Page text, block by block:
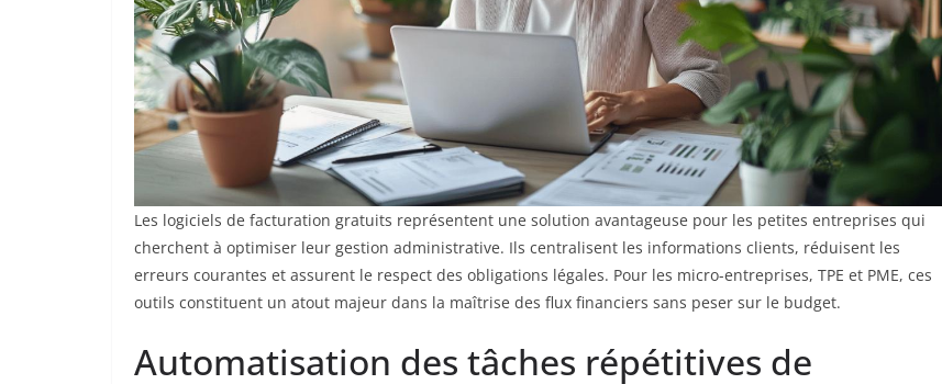
Les logiciels de facturation gratuits représentent une solution avantageuse pour les petites entreprises qui
cherchent à optimiser leur gestion administrative. Ils centralisent les informations clients, réduisent les
erreurs courantes et assurent le respect des obligations légales. Pour les micro-entreprises, TPE et PME, ces
outils constituent un atout majeur dans la maîtrise des flux financiers sans peser sur le budget.
Automatisation des tâches répétitives de